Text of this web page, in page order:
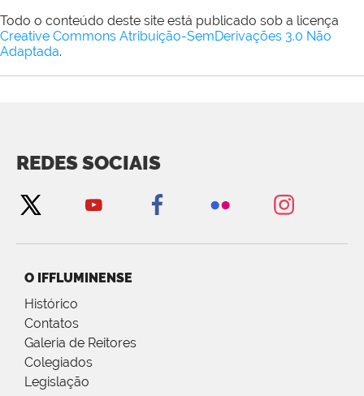
Todo o conteúdo deste site está publicado sob a licença
Creative Commons Atribuição-SemDerivações 3.0 Não
Adaptada.
REDES SOCIAIS
O IFFLUMINENSE
Histórico
Contatos
Galeria de Reitores
Colegiados
Legislação